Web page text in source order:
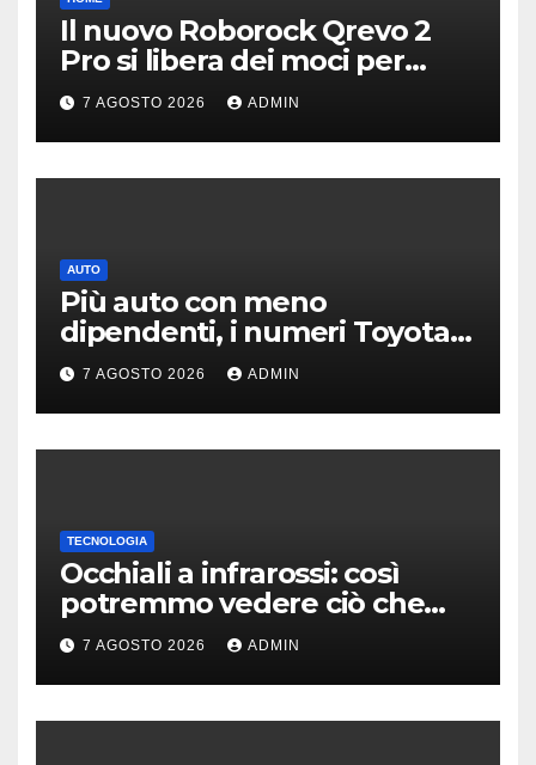
Il nuovo Roborock Qrevo 2
Pro si libera dei moci per
pulire i tappeti | PREZZO
7 AGOSTO 2026 ADMIN
AUTO
Più auto con meno
dipendenti, i numeri Toyota
che “scuotono” Volkswagen
7 AGOSTO 2026 ADMIN
TECNOLOGIA
Occhiali a infrarossi: così
potremmo vedere ciò che
oggi è invisibile
7 AGOSTO 2026 ADMIN